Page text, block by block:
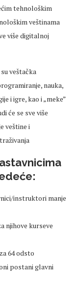
tehnološkim
veštinama
više digitalnoj
veštačka
nauka,
i igre, kao i „meke”
će se sve više
veštine i
instruktori manje
njihove kurseve
64 odsto
postani glavni